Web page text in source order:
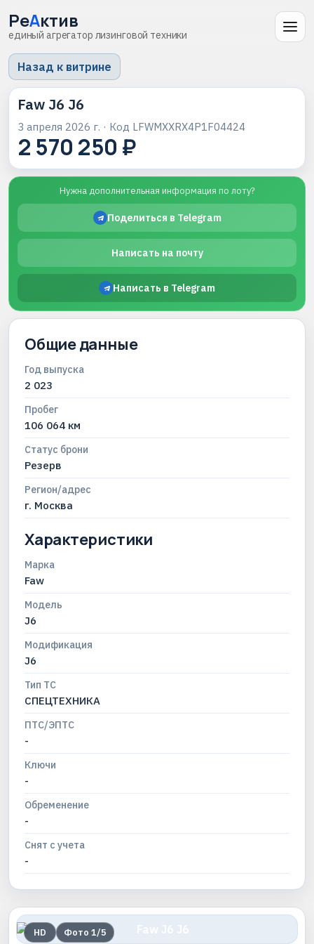
РеАктив
единый агрегатор лизинговой техники
Назад к витрине
Faw J6 J6
3 апреля 2026 г. · Код LFWMXXRX4P1F04424
2 570 250 ₽
Нужна дополнительная информация по лоту?
Поделиться в Telegram
Написать на почту
Написать в Telegram
Общие данные
Год выпуска
2 023
Пробег
106 064 км
Статус брони
Резерв
Регион/адрес
г. Москва
Характеристики
Марка
Faw
Модель
J6
Модификация
J6
Тип ТС
СПЕЦТЕХНИКА
ПТС/ЭПТС
-
Ключи
-
Обременение
-
Снят с учета
-
HD Фото 1/5